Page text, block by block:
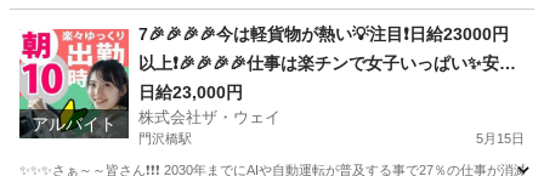
登戸駅 ドライバー ネットスーパー
アルバイト
7🎉🎉🎉🎉今は軽貨物が熱い💡注目❗️日給23000円
以上❗️🎉🎉🎉🎉仕事は楽チンで女子いっぱい✨安定
収入😄完全週休2日制だよ💗
日給23,000円
株式会社ザ・ウェイ
門沢橋駅 5月15日
✨✨✨さぁ～～皆さん❗️❗️❗️ 2030年までにAIや自動運転が普及する事で27％の仕事が消